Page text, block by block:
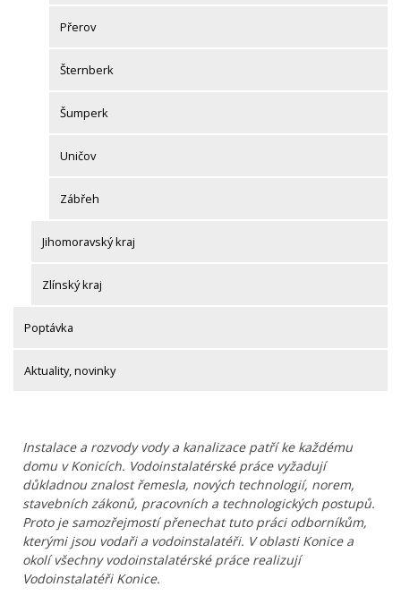
Přerov
Šternberk
Šumperk
Uničov
Zábřeh
Jihomoravský kraj
Zlínský kraj
Poptávka
Aktuality, novinky
Instalace a rozvody vody a kanalizace patří ke každému
domu v Konicích. Vodoinstalatérské práce vyžadují
důkladnou znalost řemesla, nových technologií, norem,
stavebních zákonů, pracovních a technologických postupů.
Proto je samozřejmostí přenechat tuto práci odborníkům,
kterými jsou vodaři a vodoinstalatéři. V oblasti Konice a
okolí všechny vodoinstalatérské práce realizují
Vodoinstalatéři Konice.